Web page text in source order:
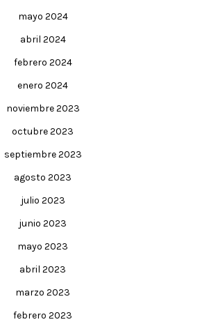
mayo 2024
abril 2024
febrero 2024
enero 2024
noviembre 2023
octubre 2023
septiembre 2023
agosto 2023
julio 2023
junio 2023
mayo 2023
abril 2023
marzo 2023
febrero 2023